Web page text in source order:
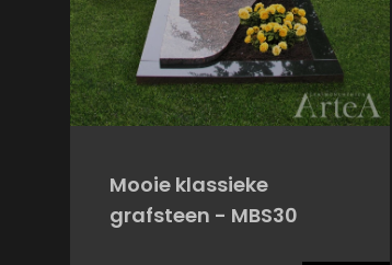
Mooie klassieke
grafsteen - MBS30